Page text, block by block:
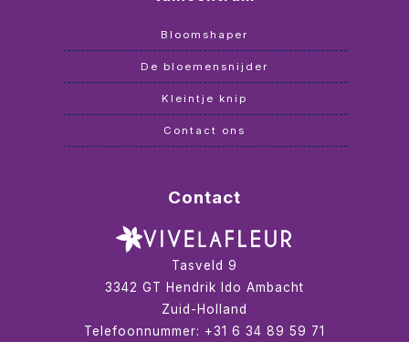
Bloomshaper
De bloemensnijder
Kleintje knip
Contact ons
Contact
Tasveld 9
3342 GT Hendrik Ido Ambacht
Zuid-Holland
Telefoonnummer: +31 6 34 89 59 71